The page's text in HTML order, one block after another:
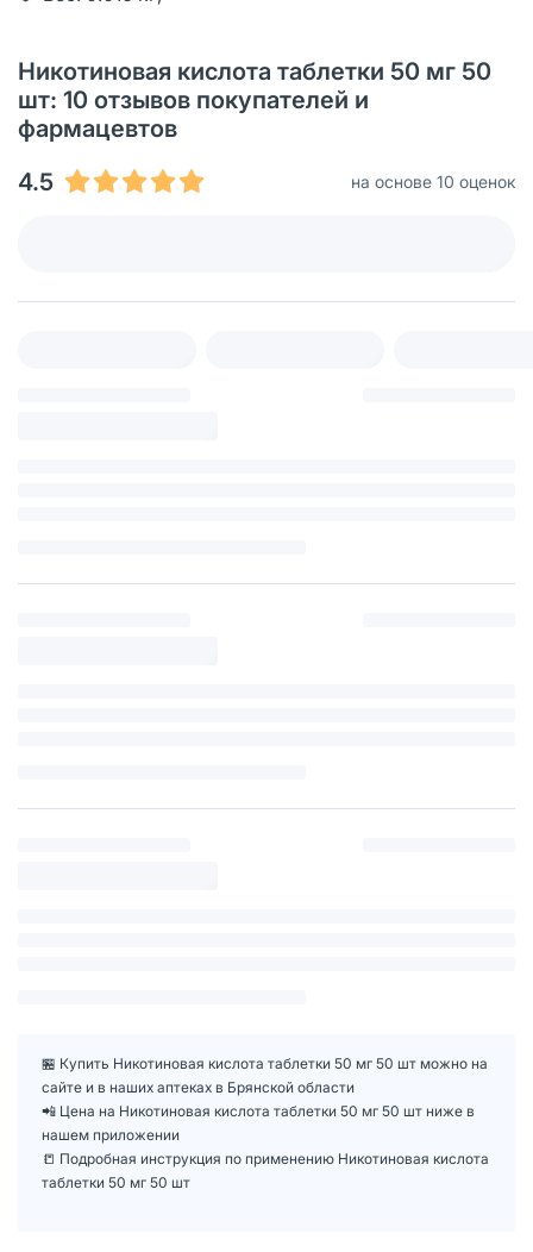
Никотиновая кислота таблетки 50 мг 50
шт: 10 отзывов покупателей и
фармацевтов
4.5
на основе 10 оценок
🏪 Купить Никотиновая кислота таблетки 50 мг 50 шт можно на
сайте и в наших аптеках в Брянской области
📲 Цена на Никотиновая кислота таблетки 50 мг 50 шт ниже в
нашем приложении
📒 Подробная инструкция по применению Никотиновая кислота
таблетки 50 мг 50 шт